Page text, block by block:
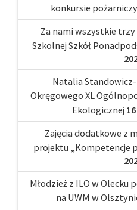
konkursie
Za nami wszystkie trzy
Szkolnej Szkół
Natalia Standowicz-
Okręgowego XL
Ekologicznej
Zajęcia dodatkowe z
projektu „Kompetencje
Młodzież z ILO w
na UWM w